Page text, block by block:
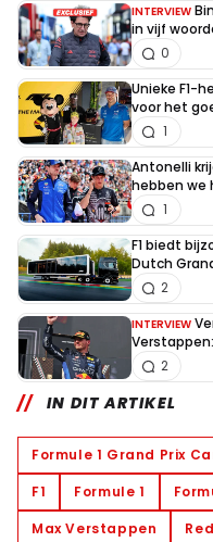
INTERVIEW
in vijf
0
Unieke F1-
voor het
1
Antonelli
hebben we
1
F1 biedt
Dutch
2
INTERVIEW
2
IN DIT ARTIKEL
Formule 1 Grand Prix
F1
Formule 1
Max Verstappen